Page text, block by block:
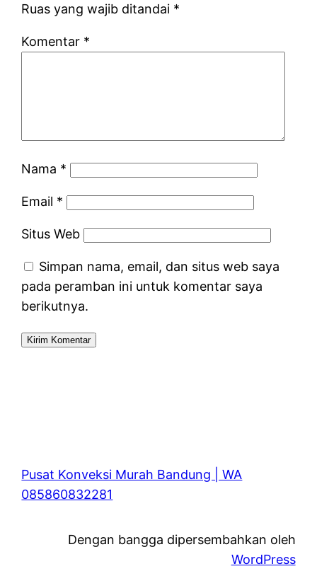
Ruas yang wajib ditandai *
Komentar *
Nama *
Email *
Situs Web
Simpan nama, email, dan situs web saya
pada peramban ini untuk komentar saya
berikutnya.
Pusat Konveksi Murah Bandung | WA
085860832281
Dengan bangga dipersembahkan oleh
WordPress